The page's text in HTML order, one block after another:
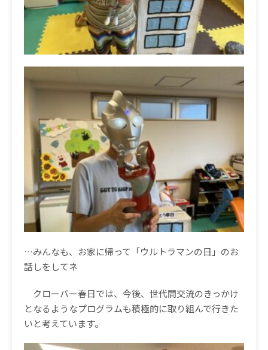
…みんなも、お家に帰って「ウルトラマンの日」のお
話しをしてネ
クローバー春日では、今後、世代間交流のきっかけ
となるようなプログラムも積極的に取り組んで行きた
いと考えています。